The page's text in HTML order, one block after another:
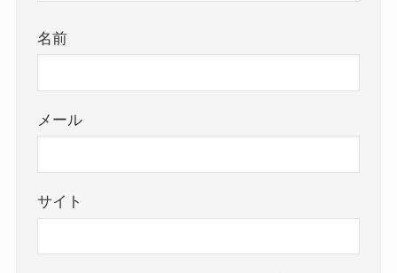
名前
メール
サイト